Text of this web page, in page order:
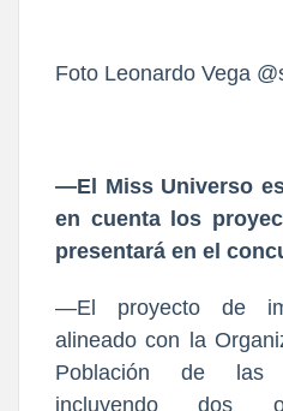
Foto Leonardo Vega
—El Miss Universo
en cuenta los
presentará en el
—El proyecto de
alineado con la
Población de las
incluyendo dos